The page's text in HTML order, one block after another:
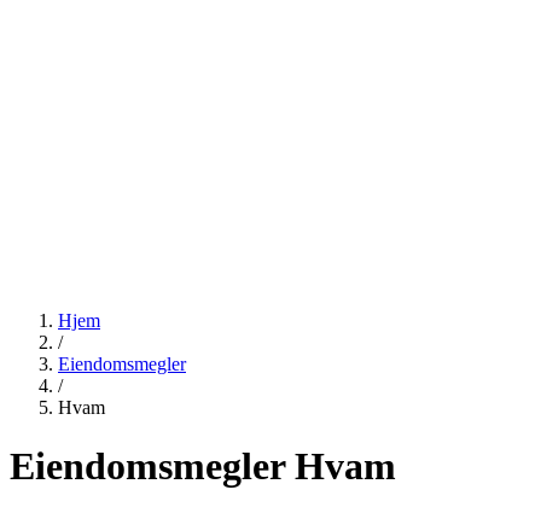
Hjem
/
Eiendomsmegler
/
Hvam
Eiendomsmegler Hvam